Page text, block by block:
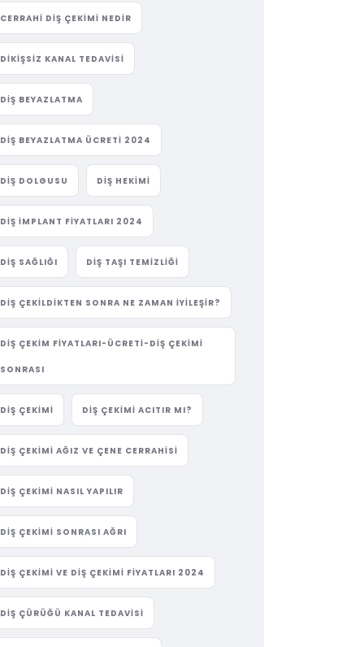
CERRAHI DIŞ ÇEKIMI NEDIR
DIKIŞSIZ KANAL TEDAVISI
DIŞ BEYAZLATMA
DIŞ BEYAZLATMA ÜCRETI 2024
DIŞ DOLGUSU DIŞ HEKIMI
DIŞ IMPLANT FIYATLARI 2024
DIŞ SAĞLIĞI DIŞ TAŞI TEMIZLIĞI
DIŞ ÇEKILDIKTEN SONRA NE ZAMAN İYILEŞIR?
DIŞ ÇEKIM FIYATLARI-ÜCRETI-DIŞ ÇEKIMI
SONRASI
DIŞ ÇEKIMI DIŞ ÇEKIMI ACITIR MI?
DIŞ ÇEKIMI AĞIZ VE ÇENE CERRAHISI
DIŞ ÇEKIMI NASIL YAPILIR
DIŞ ÇEKIMI SONRASI AĞRI
DIŞ ÇEKIMI VE DIŞ ÇEKIMI FIYATLARI 2024
DIŞ ÇÜRÜĞÜ KANAL TEDAVISI